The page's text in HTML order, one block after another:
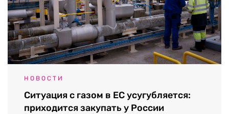
НОВОСТИ
Ситуация с газом в ЕС усугубляется:
приходится закупать у России